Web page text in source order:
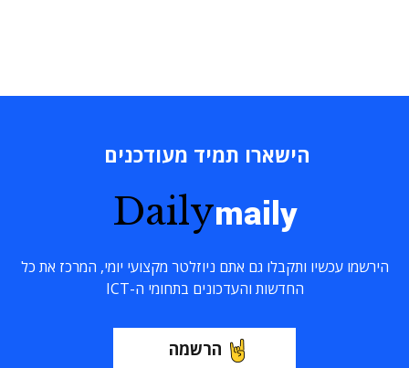
הישארו תמיד מעודכנים
Dailymaily
הירשמו עכשיו ותקבלו גם אתם ניוזלטר מקצועי יומי, המרכז את כל
החדשות והעדכונים בתחומי ה-ICT
הרשמה